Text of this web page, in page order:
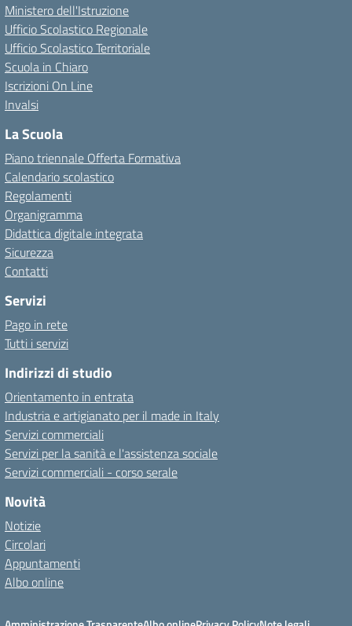
Ministero dell'Istruzione
Ufficio Scolastico Regionale
Ufficio Scolastico Territoriale
Scuola in Chiaro
Iscrizioni On Line
Invalsi
La Scuola
Piano triennale Offerta Formativa
Calendario scolastico
Regolamenti
Organigramma
Didattica digitale integrata
Sicurezza
Contatti
Servizi
Pago in rete
Tutti i servizi
Indirizzi di studio
Orientamento in entrata
Industria e artigianato per il made in Italy
Servizi commerciali
Servizi per la sanità e l'assistenza sociale
Servizi commerciali - corso serale
Novità
Notizie
Circolari
Appuntamenti
Albo online